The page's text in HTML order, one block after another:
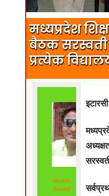
मध्यप्रदेश
बैठक सरस्वती
प्रत्येक
Manish
Jaiswal